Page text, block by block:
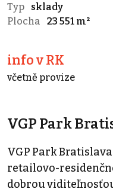
Typ
sklady
Plocha
23 551 m²
info v RK
včetně provize
VGP Park
VGP Park
retailovo-
dobrou